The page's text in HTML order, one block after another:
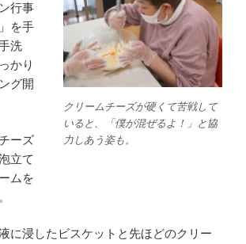
クリームチーズが硬くて苦戦して
いると、「僕が混ぜるよ！」と協
力しあう姿も。
行事
を手
洗
かり
グ開
ーズ
立て
ムを
に浸したビスケットと先ほどのクリー